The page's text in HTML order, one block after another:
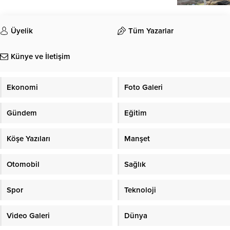
Üyelik Tüm Yazarlar
Künye ve İletişim
Ekonomi Foto Galeri
Gündem Eğitim
Köşe Yazıları Manşet
Otomobil Sağlık
Spor Teknoloji
Video Galeri Dünya